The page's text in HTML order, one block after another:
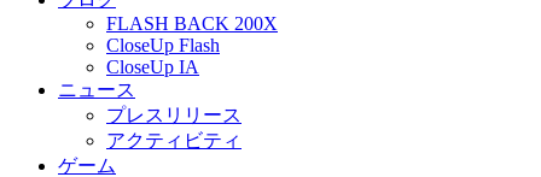
FLASH BACK 200X
CloseUp Flash
CloseUp IA
ニュース
プレスリリース
アクティビティ
ゲーム